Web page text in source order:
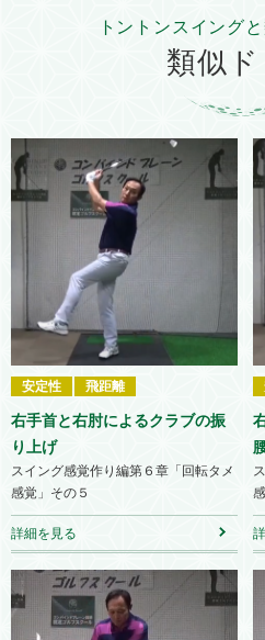
トントンスイング
類似
安定性 飛距離
右手首と右肘によるクラブの振
り上げ
スイング感覚作り編第６章「回転タメ
感覚」その５
詳細を見る